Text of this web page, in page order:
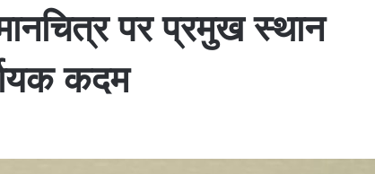
पर प्रमुख स्थान
कदम